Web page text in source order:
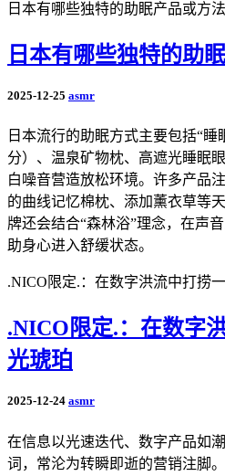
日本有哪些独特的助眠产品或方法
日本有哪些独特的助
2025-12-25 asmr
日本流行的助眠方式主要包括“
分）、温泉矿物枕、高遮光睡眠
白噪音营造放松环境。许多产品
的曲线记忆棉枕、添加薰衣草等
牌还会结合“森林浴”理念，在声
助身心进入舒缓状态。
.NICO限定.：在数字洪流中打捞
.NICO限定.：在数字
光琥珀
2025-12-24 asmr
在信息以光速迭代、数字产品如
词，常沦为转瞬即逝的营销注脚